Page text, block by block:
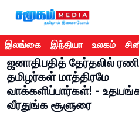
இலங்கை இந்தியா உலகம்
ஜனாதிபதித் தேர்தலில்
தமிழர்கள் மாத்திரமே
வாக்களிப்பார்கள்! -
வீரதுங்க சூளுரை